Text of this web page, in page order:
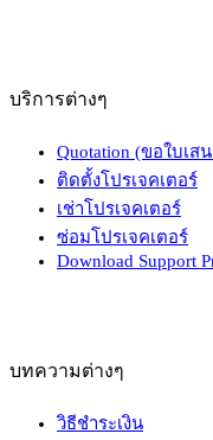
บริการต่างๆ
Quotation (ขอใบเส
ติดตั้งโปรเจคเตอร์
เช่าโปรเจคเตอร์
ซ่อมโปรเจคเตอร์
Download Support
บทความต่างๆ
วิธีชำระเงิน